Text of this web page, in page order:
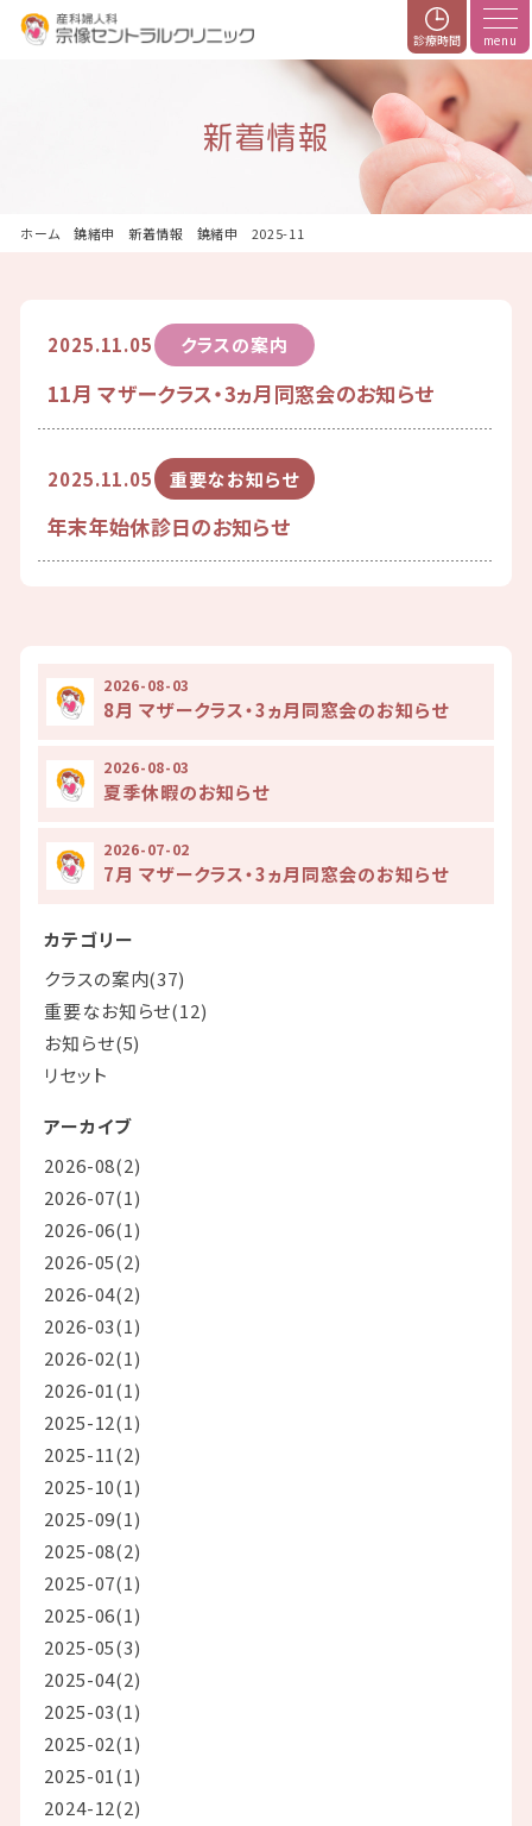
診療時間
新着情報
ホーム 新着情報 2025-11
2025.11.05 クラスの案内
11月 マザークラス・3ヵ月同窓会のお知らせ
2025.11.05 重要なお知らせ
年末年始休診日のお知らせ
2026-08-03
8月 マザークラス・3ヵ月同窓会のお知らせ
2026-08-03
夏季休暇のお知らせ
2026-07-02
7月 マザークラス・3ヵ月同窓会のお知らせ
カテゴリー
クラスの案内(37)
重要なお知らせ(12)
お知らせ(5)
リセット
アーカイブ
2026-08(2)
2026-07(1)
2026-06(1)
2026-05(2)
2026-04(2)
2026-03(1)
2026-02(1)
2026-01(1)
2025-12(1)
2025-11(2)
2025-10(1)
2025-09(1)
2025-08(2)
2025-07(1)
2025-06(1)
2025-05(3)
2025-04(2)
2025-03(1)
2025-02(1)
2025-01(1)
2024-12(2)